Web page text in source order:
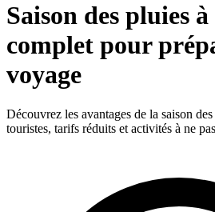
Saison des pluies
complet pour
voyage
Découvrez les avantages de la saison
touristes, tarifs réduits et activités à ne